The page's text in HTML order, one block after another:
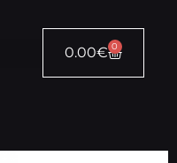
0.00€ 0